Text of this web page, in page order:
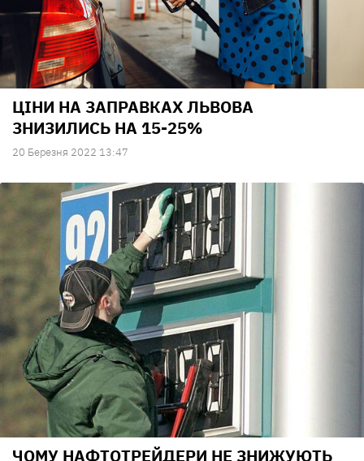
ЦІНИ НА ЗАПРАВКАХ ЛЬВОВА
ЗНИЗИЛИСЬ НА 15-25%
20 Березня 2022 13:47
ЧОМУ НАФТОТРЕЙДЕРИ НЕ ЗНИЖУЮТЬ